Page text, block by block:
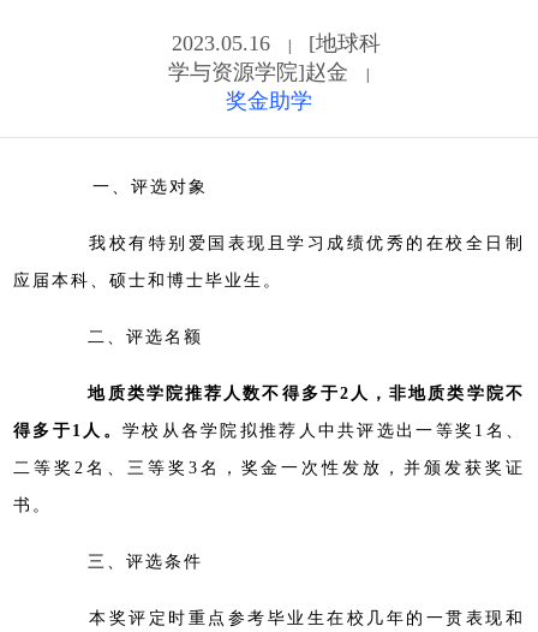
2023.05.16 |
[地球科
学与资源学院]赵金
|
奖金助学
一、评选对象
我校有特别爱国表现且学习成绩优秀的在校全日制
应届本科、硕士和博士毕业生。
二、评选名额
地质类学院推荐人数不得多于2人，非地质类学院不
得多于1人。 学校从各学院拟推荐人中共评选出一等奖1名、
二等奖2名、三等奖3名，奖金一次性发放，并颁发获奖证
书。
三、评选条件
本奖评定时重点参考毕业生在校几年的一贯表现和